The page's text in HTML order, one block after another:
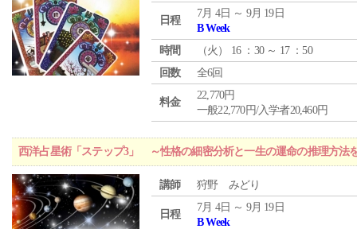
日程
7月 4日 ～ 9月 19日
B Week
時間
（火 ） 16 ：30 ～ 17 ：50
回数
全6回
料金
22,770円
一般22,770円/入学者20,460円
西洋占星術「ステップ3」 ～性格の細密分析と一生の運命の推理方法
講師 狩野 みどり
日程
7月 4日 ～ 9月 19日
B Week